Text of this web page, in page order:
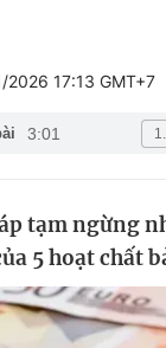
Du lịch
Chất lượng cuộc
2026 17:13 GMT+7
3:01
tạm ngừng
5 hoạt chất